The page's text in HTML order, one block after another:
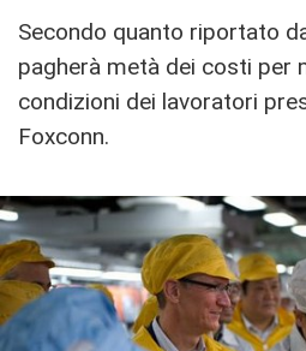
Secondo quanto riportato
pagherà metà dei costi per
condizioni dei lavoratori
Foxconn.